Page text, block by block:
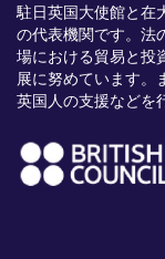
駐日英国大使館と在
の代表機関です。法
場における貿易と投
展に努めています。
英国人の支援などを